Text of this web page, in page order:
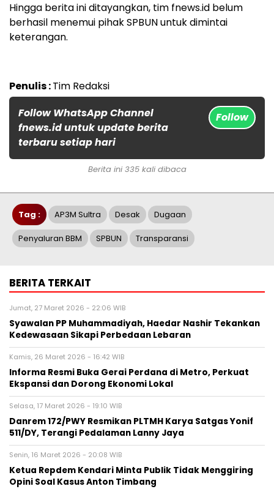
Hingga berita ini ditayangkan, tim fnews.id belum
berhasil menemui pihak SPBUN untuk dimintai
keterangan.
Penulis :Tim Redaksi
Follow WhatsApp Channel
fnews.id untuk update berita
terbaru setiap hari
Follow
Berita ini 335 kali dibaca
Tag : AP3M Sultra Desak Dugaan
Penyaluran BBM SPBUN Transparansi
BERITA TERKAIT
Jumat, 27 Maret 2026 - 22:06 WIB
Syawalan PP Muhammadiyah, Haedar Nashir Tekankan
Kedewasaan Sikapi Perbedaan Lebaran
Kamis, 26 Maret 2026 - 16:42 WIB
Informa Resmi Buka Gerai Perdana di Metro, Perkuat
Ekspansi dan Dorong Ekonomi Lokal
Selasa, 17 Maret 2026 - 19:10 WIB
Danrem 172/PWY Resmikan PLTMH Karya Satgas Yonif
511/DY, Terangi Pedalaman Lanny Jaya
Senin, 16 Maret 2026 - 20:08 WIB
Ketua Repdem Kendari Minta Publik Tidak Menggiring
Opini Soal Kasus Anton Timbang